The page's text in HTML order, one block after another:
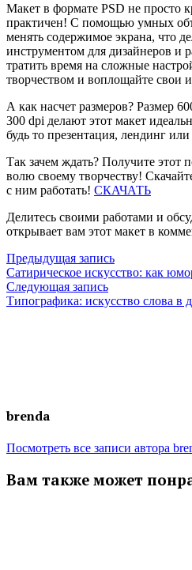
Макет в формате PSD не просто
практичен! С помощью умных
менять содержимое экрана, что
инструментом для дизайнеров и
тратить время на сложные
творчеством и воплощайте свои
А как насчет размеров? Размер
300 dpi делают этот макет
будь то презентация, лендинг
Так зачем ждать? Получите этот
волю своему творчеству!
с ним работать! СКАЧАТЬ
Делитесь своими работами и
открывает вам этот макет в
Навигация
по
записям
Предыдущая записьПредыдущая
запись:
Сатирическое искусство: как
Следующая записьСледующая
запись:
Типографика: искусство слова в
brenda
Посмотреть все записи автора
Вам также может